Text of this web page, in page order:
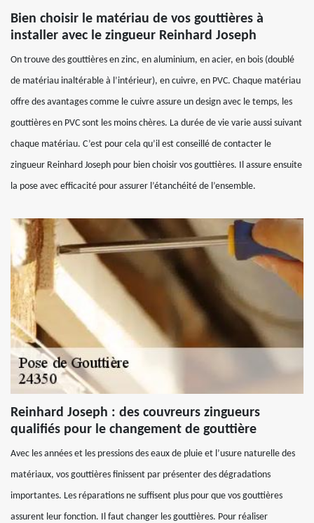
Bien choisir le matériau de vos gouttières à
installer avec le zingueur Reinhard Joseph
On trouve des gouttières en zinc, en aluminium, en acier, en bois (doublé
de matériau inaltérable à l’intérieur), en cuivre, en PVC. Chaque matériau
offre des avantages comme le cuivre assure un design avec le temps, les
gouttières en PVC sont les moins chères. La durée de vie varie aussi suivant
chaque matériau. C’est pour cela qu’il est conseillé de contacter le
zingueur Reinhard Joseph pour bien choisir vos gouttières. Il assure ensuite
la pose avec efficacité pour assurer l’étanchéité de l’ensemble.
Reinhard Joseph : des couvreurs zingueurs
qualifiés pour le changement de gouttière
Avec les années et les pressions des eaux de pluie et l’usure naturelle des
matériaux, vos gouttières finissent par présenter des dégradations
importantes. Les réparations ne suffisent plus pour que vos gouttières
assurent leur fonction. Il faut changer les gouttières. Pour réaliser